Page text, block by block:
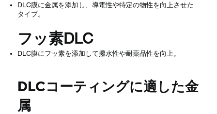
DLC膜に金属を添加し、導電性や特定の物性を向上させた
タイプ。
フッ素DLC
DLC膜にフッ素を添加して撥水性や耐薬品性を向上。
DLCコーティングに適した金
属